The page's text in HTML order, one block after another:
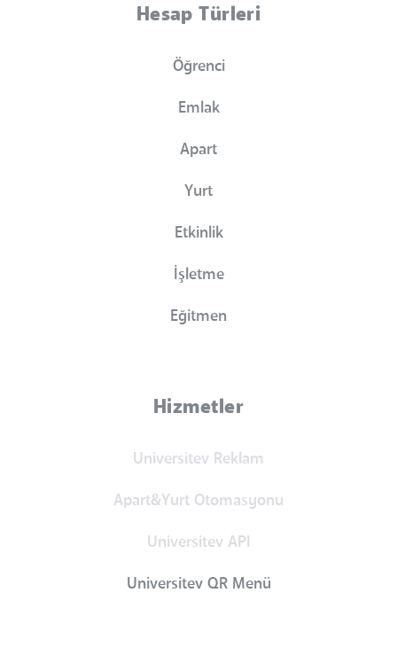
Hesap Türleri
Öğrenci
Emlak
Apart
Yurt
Etkinlik
İşletme
Eğitmen
Hizmetler
Universitev Reklam
Apart&Yurt Otomasyonu
Universitev API
Universitev QR Menü